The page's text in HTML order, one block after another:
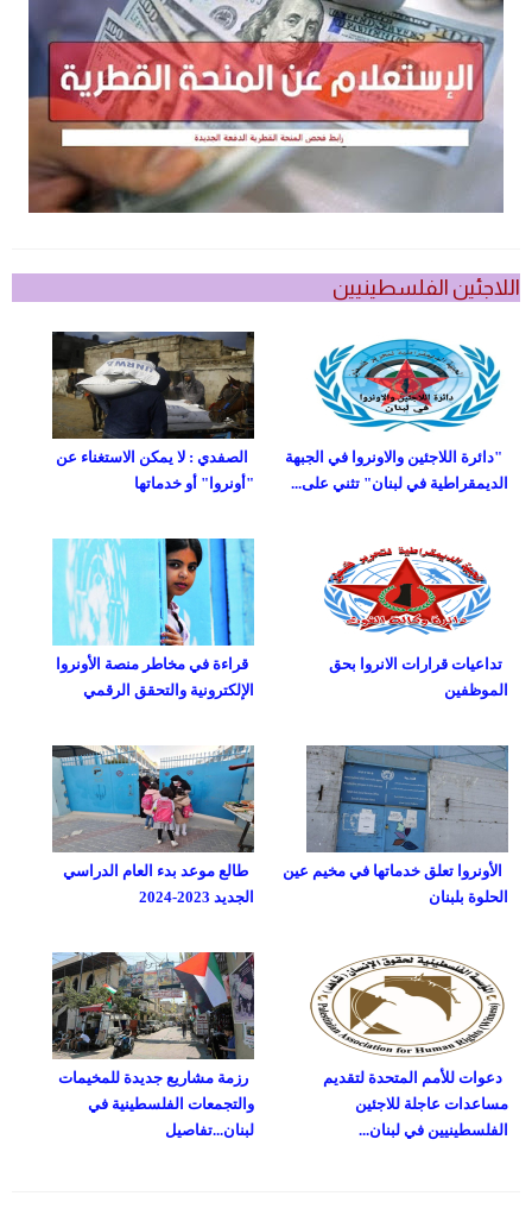
اللاجئين الفلسطينيين
الصفدي : لا يمكن الاستغناء عن
"أونروا" أو خدماتها
"دائرة اللاجئين والاونروا في الجبهة
الديمقراطية في لبنان" تثني على...
قراءة في مخاطر منصة الأونروا
الإلكترونية والتحقق الرقمي
تداعيات قرارات الانروا بحق
الموظفين
طالع موعد بدء العام الدراسي
الجديد 2023-2024
الأونروا تعلق خدماتها في مخيم عين
الحلوة بلبنان
رزمة مشاريع جديدة للمخيمات
والتجمعات الفلسطينية في
لبنان...تفاصيل
دعوات للأمم المتحدة لتقديم
مساعدات عاجلة للاجئين
الفلسطينيين في لبنان...